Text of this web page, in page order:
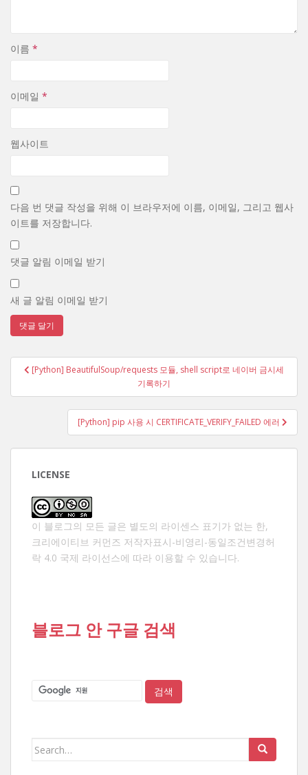
이름 *
이메일 *
웹사이트
다음 번 댓글 작성을 위해 이 브라우저에 이름, 이메일, 그리고 웹사
이트를 저장합니다.
댓글 알림 이메일 받기
새 글 알림 이메일 받기
글
색
[Python] BeautifulSoup/requests 모듈, shell script로 네이버 금시세
기록하기
[Python] pip 사용 시 CERTIFICATE_VERIFY_FAILED 에러
LICENSE
이 블로그의 모든 글은 별도의 라이센스 표기가 없는 한,
크리에이티브 커먼즈 저작자표시-비영리-동일조건변경허
락 4.0 국제 라이선스에 따라 이용할 수 있습니다.
블로그 안 구글 검색
Search